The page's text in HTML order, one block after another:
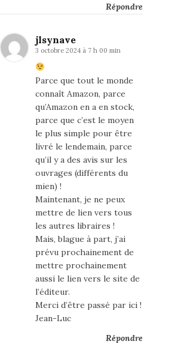
Répondre
jlsynave
3 octobre 2024 à 7 h 00 min
Parce que tout le monde
connaît Amazon, parce
qu’Amazon en a en stock,
parce que c’est le moyen
le plus simple pour être
livré le lendemain, parce
qu’il y a des avis sur les
ouvrages (différents du
mien) !
Maintenant, je ne peux
mettre de lien vers tous
les autres libraires !
Mais, blague à part, j’ai
prévu prochainement de
mettre prochainement
aussi le lien vers le site de
l’éditeur.
Merci d’être passé par ici !
Jean-Luc
Répondre